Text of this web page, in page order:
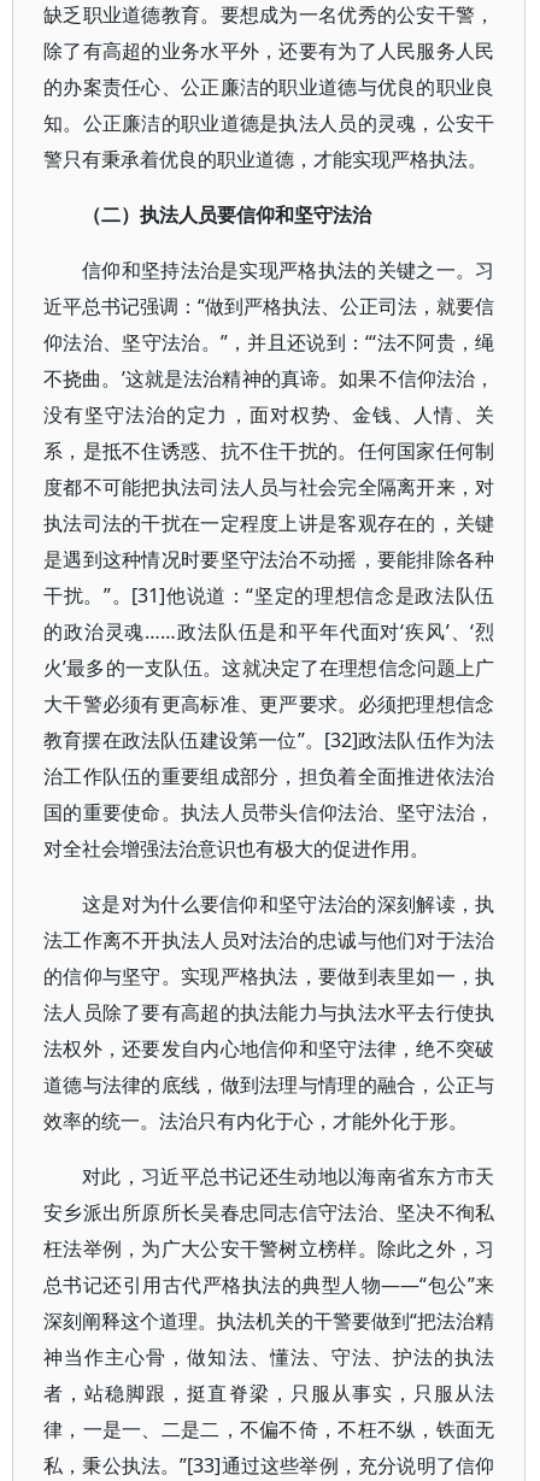
缺乏职业道德教育。要想成为一名优秀的公安干警，
除了有高超的业务水平外，还要有为了人民服务人民
的办案责任心、公正廉洁的职业道德与优良的职业良
知。公正廉洁的职业道德是执法人员的灵魂，公安干
警只有秉承着优良的职业道德，才能实现严格执法。
（二）执法人员要信仰和坚守法治
信仰和坚持法治是实现严格执法的关键之一。习
近平总书记强调：“做到严格执法、公正司法，就要信
仰法治、坚守法治。”，并且还说到：“‘法不阿贵，绳
不挠曲。’这就是法治精神的真谛。如果不信仰法治，
没有坚守法治的定力，面对权势、金钱、人情、关
系，是抵不住诱惑、抗不住干扰的。任何国家任何制
度都不可能把执法司法人员与社会完全隔离开来，对
执法司法的干扰在一定程度上讲是客观存在的，关键
是遇到这种情况时要坚守法治不动摇，要能排除各种
干扰。”。[31]他说道：“坚定的理想信念是政法队伍
的政治灵魂……政法队伍是和平年代面对‘疾风’、‘烈
火’最多的一支队伍。这就决定了在理想信念问题上广
大干警必须有更高标准、更严要求。必须把理想信念
教育摆在政法队伍建设第一位”。[32]政法队伍作为法
治工作队伍的重要组成部分，担负着全面推进依法治
国的重要使命。执法人员带头信仰法治、坚守法治，
对全社会增强法治意识也有极大的促进作用。
这是对为什么要信仰和坚守法治的深刻解读，执
法工作离不开执法人员对法治的忠诚与他们对于法治
的信仰与坚守。实现严格执法，要做到表里如一，执
法人员除了要有高超的执法能力与执法水平去行使执
法权外，还要发自内心地信仰和坚守法律，绝不突破
道德与法律的底线，做到法理与情理的融合，公正与
效率的统一。法治只有内化于心，才能外化于形。
对此，习近平总书记还生动地以海南省东方市天
安乡派出所原所长吴春忠同志信守法治、坚决不徇私
枉法举例，为广大公安干警树立榜样。除此之外，习
总书记还引用古代严格执法的典型人物——“包公”来
深刻阐释这个道理。执法机关的干警要做到“把法治精
神当作主心骨，做知法、懂法、守法、护法的执法
者，站稳脚跟，挺直脊梁，只服从事实，只服从法
律，一是一、二是二，不偏不倚，不枉不纵，铁面无
私，秉公执法。”[33]通过这些举例，充分说明了信仰